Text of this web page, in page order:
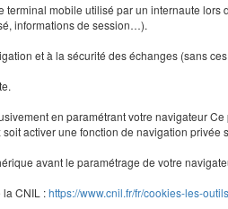
mobile utilisé par un internaute lors
informations de session…).
et à la sécurité des échanges (sans
en paramétrant votre navigateur
activer une fonction de navigation
avant le paramétrage de votre
la CNIL :https://www.cnil.fr/fr/cookies-les-